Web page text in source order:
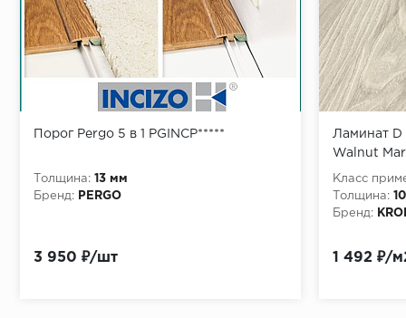
Порог Pergo 5 в 1 PGINCP*****
Толщина: 13 мм
Бренд:
PERGO
3 950 ₽/шт
Ламинат D
Walnut
Krono 10 мм
Класс
Толщина:
Бренд:
1 492 ₽/